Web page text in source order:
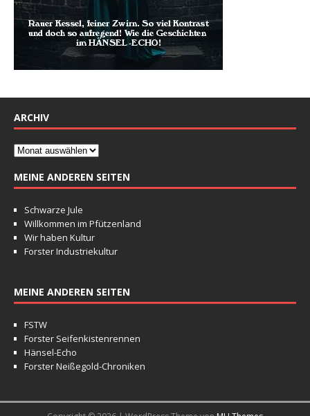
ARCHIV
MEINE ANDEREN SEITEN
Schwarze Jule
Willkommen im Pfützenland
Wir haben Kultur
Forster Industriekultur
MEINE ANDEREN SEITEN
FSTW
Forster Seifenkistenrennen
Hänsel-Echo
Forster Neißegold-Chroniken